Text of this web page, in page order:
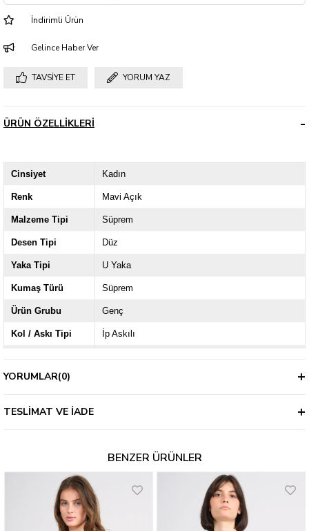
İndirimli Ürün
Gelince Haber Ver
TAVSIYE ET YORUM YAZ
ÜRÜN ÖZELLIKLERI
Cinsiyet Kadın
Renk Mavi Açık
Malzeme Tipi Süprem
Desen Tipi Düz
Yaka Tipi U Yaka
Kumaş Türü Süprem
Ürün Grubu Genç
Kol / Askı Tipi İp Askılı
YORUMLAR(0)
TESLIMAT VE İADE
BENZER ÜRÜNLER